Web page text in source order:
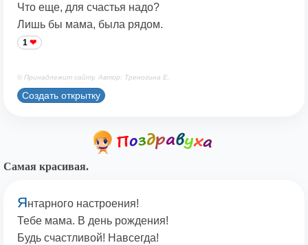
Что еще, для счастья надо?
Лишь бы мама, была рядом.
1
© Принадлежит сайту. Автор: Треногина Е.
Создать открытку
Самая красивая.
Янтарного настроения!
Тебе мама. В день рождения!
Будь счастливой! Навсегда!